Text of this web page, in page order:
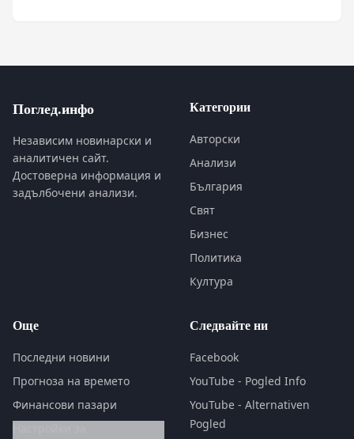
Поглед.инфо
Независим новинарски и
аналитичен сайт.
Достоверна информация и
задълбочени анализи.
Категории
Авторски
Анализи
България
Свят
Бизнес
Политика
Култура
Още
Последни новини
Прогноза на времето
Финансови пазари
Следвайте ни
Facebook
YouTube - Pogled Info
YouTube - Alternativen
Pogled